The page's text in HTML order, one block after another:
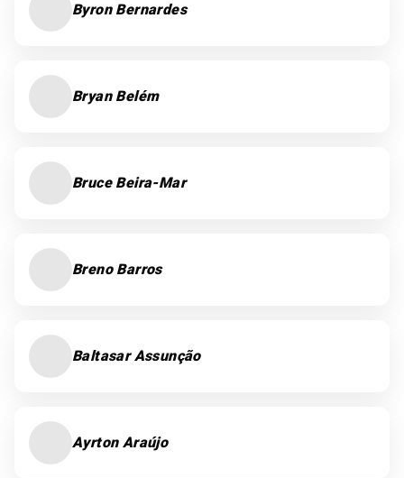
Byron Bernardes
Bryan Belém
Bruce Beira-Mar
Breno Barros
Baltasar Assunção
Ayrton Araújo